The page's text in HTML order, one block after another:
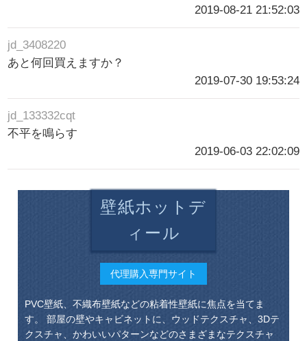
2019-08-21 21:52:03
jd_3408220
あと何回買えますか？
2019-07-30 19:53:24
jd_133332cqt
不平を鳴らす
2019-06-03 22:02:09
壁紙ホットデ
ィール
代理購入専門サイト
PVC壁紙、不織布壁紙などの粘着性壁紙に焦点を当てま
す。 部屋の壁やキャビネットに、ウッドテクスチャ、3Dテ
クスチャ、かわいいパターンなどのさまざまなテクスチャ